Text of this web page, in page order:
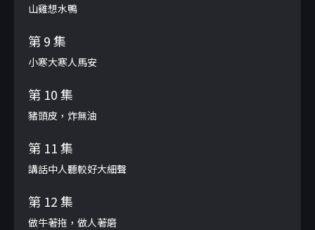
山雞想水鴨
第 9 集
小寒大寒人馬安
第 10 集
豬頭皮，炸無油
第 11 集
講話中人聽較好大細聲
第 12 集
做牛著拖，做人著磨